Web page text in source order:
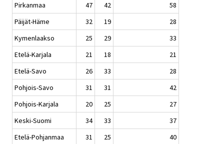
Pirkanmaa
47 42
58
Päijät-Häme
32 19
28
Kymenlaakso
25 29
33
Etelä-Karjala
21 18
21
Etelä-Savo
26 33
28
Pohjois-Savo
31 31
42
Pohjois-Karjala
20 25
27
Keski-Suomi
34 33
37
Etelä-Pohjanmaa
31 25
40